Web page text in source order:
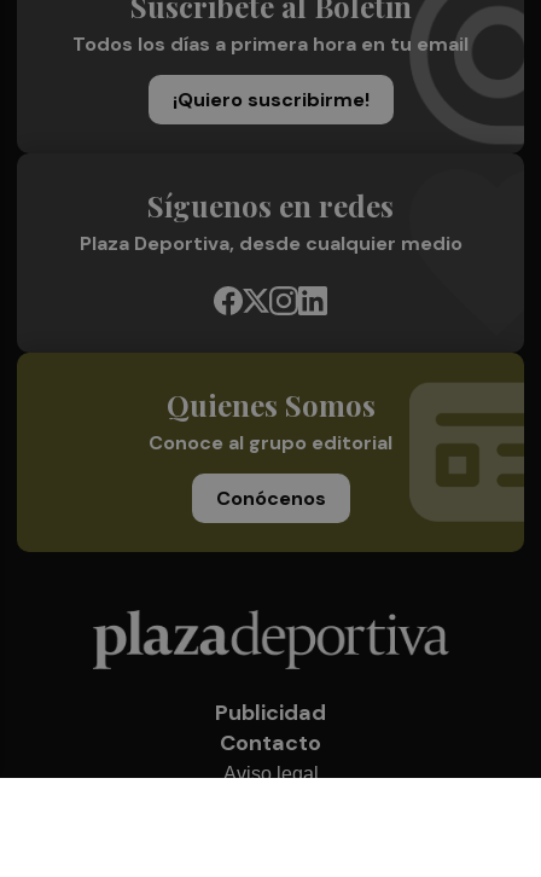
Todos los días a primera hora en tu email
¡Quiero suscribirme!
Síguenos en redes
Plaza Deportiva, desde cualquier medio
Quienes Somos
Conoce al grupo editorial
Conócenos
Publicidad
Contacto
Aviso legal